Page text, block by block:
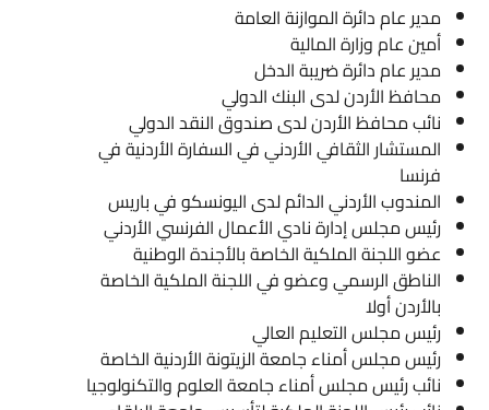
مدير عام دائرة الموازنة العامة
أمين عام وزارة المالية
مدير عام دائرة ضريبة الدخل
محافظ الأردن لدى البنك الدولي
نائب محافظ الأردن لدى صندوق النقد الدولي
المستشار الثقافي الأردني في السفارة الأردنية في
فرنسا
المندوب الأردني الدائم لدى اليونسكو في باريس
رئيس مجلس إدارة نادي الأعمال الفرنسي الأردني
عضو اللجنة الملكية الخاصة بالأجندة الوطنية
الناطق الرسمي وعضو في اللجنة الملكية الخاصة
بالأردن أولا
رئيس مجلس التعليم العالي
رئيس مجلس أمناء جامعة الزيتونة الأردنية الخاصة
نائب رئيس مجلس أمناء جامعة العلوم والتكنولوجيا